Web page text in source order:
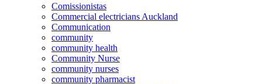
Comissionistas
Commercial electricians Auckland
Communication
community
community health
Community Nurse
community nurses
community pharmacist